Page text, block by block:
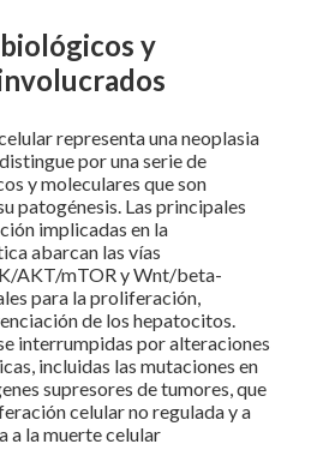
y
representa una neoplasia
por una serie de
y moleculares que son
patogénesis. Las principales
implicadas en la
abarcan las vías
AKT/mTOR y Wnt/beta-
para la proliferación,
de los hepatocitos.
interrumpidas por alteraciones
incluidas las mutaciones en
supresores de tumores, que
celular no regulada y a
a la muerte celular